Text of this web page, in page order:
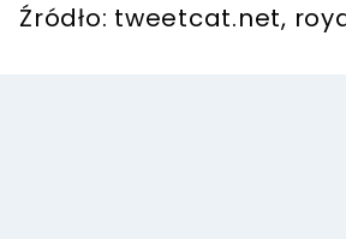
Źródło: tweetcat.net,